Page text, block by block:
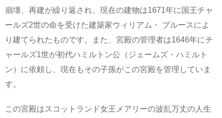
崩壊、再建が繰り返され、現在の建物は1671年に国王チャ
ールズ2世の命を受けた建築家ウィリアム・ ブルースによ
り建てられたものです。また、宮殿の管理者は1646年にチ
ャールズ1世が初代ハミルトン公（ジェームズ・ハミルト
ン）に依頼し、現在もその子孫がこの宮殿を管理していま
す。
この宮殿はスコットランド女王メアリーの波乱万丈の人生